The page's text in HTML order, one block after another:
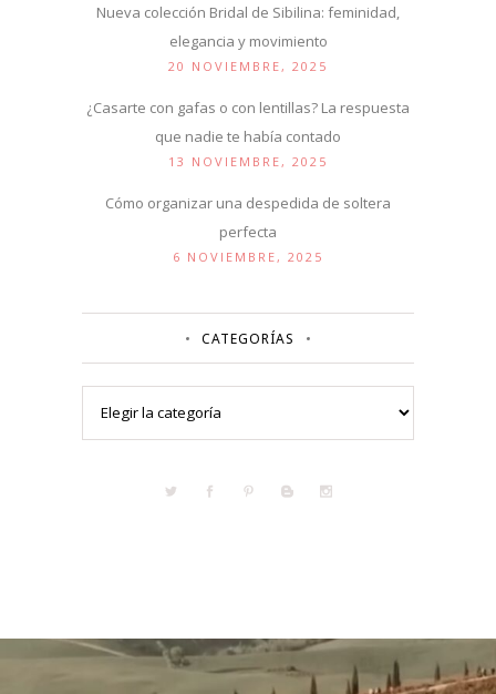
Nueva colección Bridal de Sibilina: feminidad,
elegancia y movimiento
20 NOVIEMBRE, 2025
¿Casarte con gafas o con lentillas? La respuesta
que nadie te había contado
13 NOVIEMBRE, 2025
Cómo organizar una despedida de soltera
perfecta
6 NOVIEMBRE, 2025
CATEGORÍAS